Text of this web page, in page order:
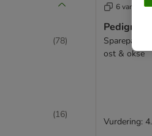
(78)
(16)
6 varianter
Pedigree
ost & okse
Vurdering: